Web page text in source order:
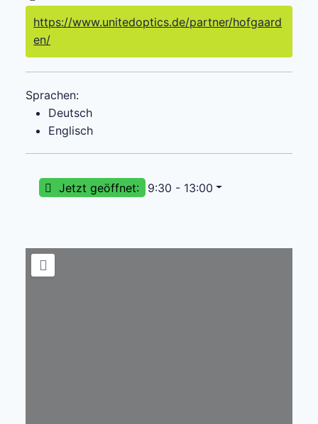
https://www.unitedoptics.de/partner/hofgaard
en/
Sprachen:
Deutsch
Englisch
Jetzt geöffnet: 9:30 - 13:00